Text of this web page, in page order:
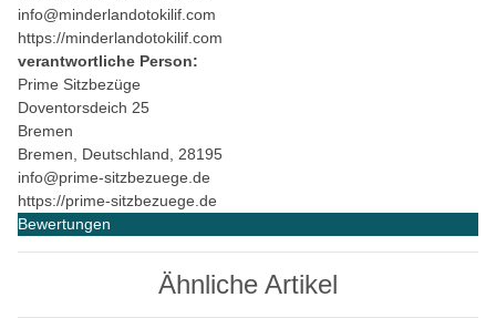
info@minderlandotokilif.com
https://minderlandotokilif.com
verantwortliche Person:
Prime Sitzbezüge
Doventorsdeich 25
Bremen
Bremen, Deutschland, 28195
info@prime-sitzbezuege.de
https://prime-sitzbezuege.de
Bewertungen
Ähnliche Artikel